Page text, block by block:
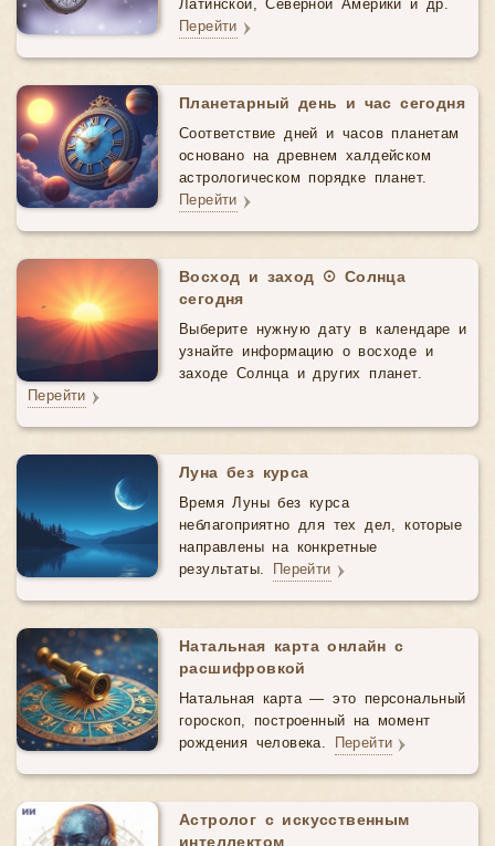
Латинской, Северной Америки и др.
Перейти
Планетарный день и час сегодня
Соответствие дней и часов планетам
основано на древнем халдейском
астрологическом порядке планет.
Перейти
Восход и заход ☉ Солнца
сегодня
Выберите нужную дату в календаре и
узнайте информацию о восходе и
заходе Солнца и других планет.
Перейти
Луна без курса
Время Луны без курса
неблагоприятно для тех дел, которые
направлены на конкретные
результаты. Перейти
Натальная карта онлайн с
расшифровкой
Натальная карта — это персональный
гороскоп, построенный на момент
рождения человека. Перейти
Астролог с искусственным